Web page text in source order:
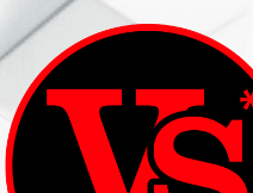
СКЛАД